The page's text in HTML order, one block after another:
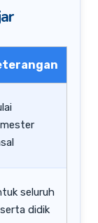
seluruh
didik